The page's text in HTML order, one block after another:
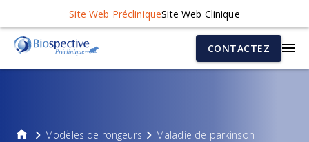
Site Web PrécliniqueSite Web Clinique
CONTACTEZ
Modèles de rongeurs Maladie de parkinson